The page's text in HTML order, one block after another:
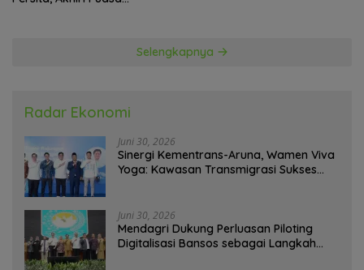
Selengkapnya
Radar Ekonomi
Juni 30, 2026
Sinergi Kementrans-Aruna, Wamen Viva
Yoga: Kawasan Transmigrasi Sukses
Juni 30, 2026
Mendagri Dukung Perluasan Piloting
Digitalisasi Bansos sebagai Langkah